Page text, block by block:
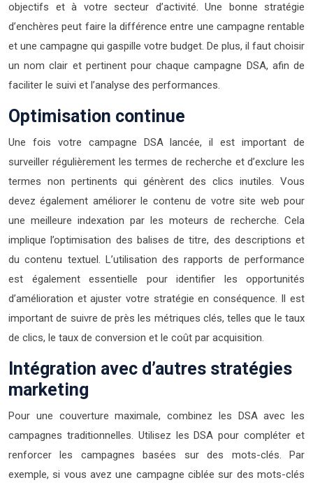
objectifs et à votre secteur d’activité. Une bonne stratégie
d’enchères peut faire la différence entre une campagne rentable
et une campagne qui gaspille votre budget. De plus, il faut choisir
un nom clair et pertinent pour chaque campagne DSA, afin de
faciliter le suivi et l’analyse des performances.
Optimisation continue
Une fois votre campagne DSA lancée, il est important de
surveiller régulièrement les termes de recherche et d’exclure les
termes non pertinents qui génèrent des clics inutiles. Vous
devez également améliorer le contenu de votre site web pour
une meilleure indexation par les moteurs de recherche. Cela
implique l’optimisation des balises de titre, des descriptions et
du contenu textuel. L’utilisation des rapports de performance
est également essentielle pour identifier les opportunités
d’amélioration et ajuster votre stratégie en conséquence. Il est
important de suivre de près les métriques clés, telles que le taux
de clics, le taux de conversion et le coût par acquisition.
Intégration avec d’autres stratégies
marketing
Pour une couverture maximale, combinez les DSA avec les
campagnes traditionnelles. Utilisez les DSA pour compléter et
renforcer les campagnes basées sur des mots-clés. Par
exemple, si vous avez une campagne ciblée sur des mots-clés